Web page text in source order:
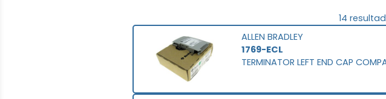
14
ALLEN BRADLEY
1769-ECL
TERMINATOR LEFT END CAP